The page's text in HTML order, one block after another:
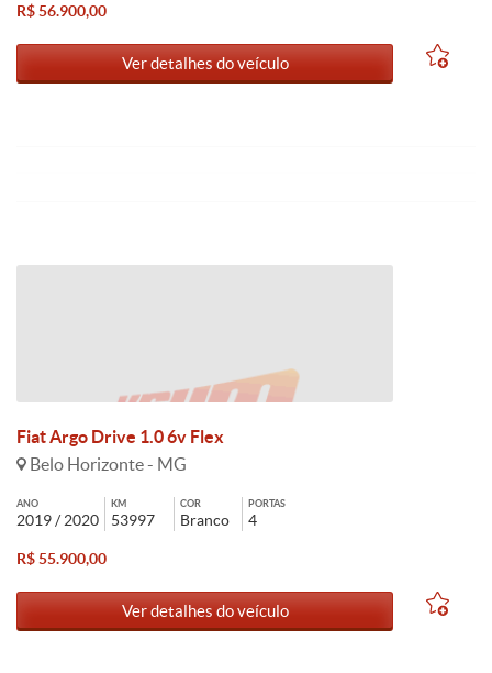
R$ 56.900,00
Ver detalhes do veículo
Fiat Argo Drive 1.0 6v Flex
Belo Horizonte - MG
ANO
2019 / 2020
KM
53997
COR
Branco
PORTAS
4
R$ 55.900,00
Ver detalhes do veículo